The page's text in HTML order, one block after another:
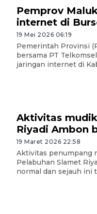
Pemprov
internet di
19 Mei 2026 06:19
Pemerintah Provinsi
bersama PT
jaringan internet di
Aktivitas
Riyadi Ambon
19 Maret 2026 22:58
Aktivitas penumpang
Pelabuhan Slamet
normal dan sejauh ini